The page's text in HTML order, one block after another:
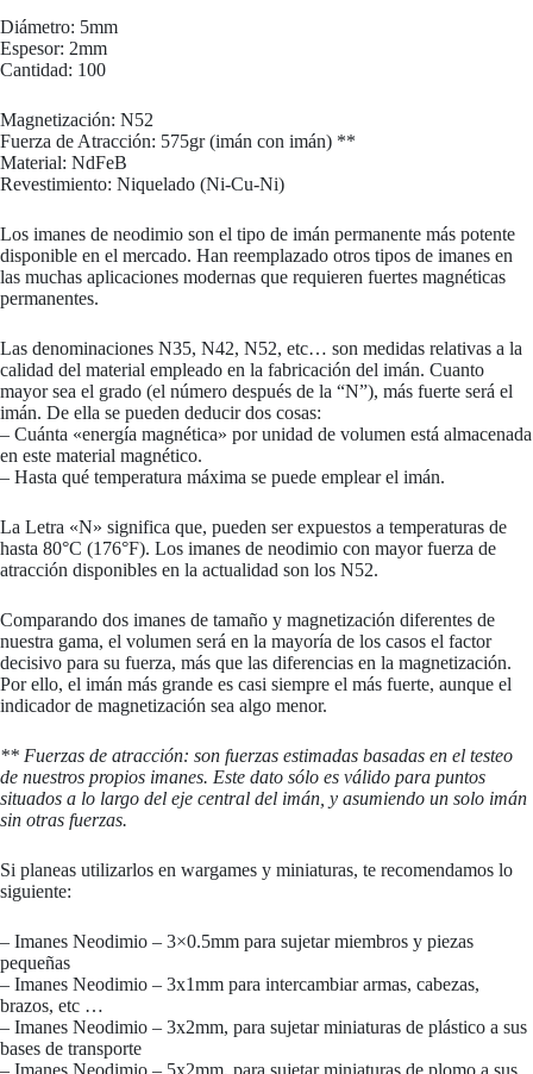
Diámetro: 5mm
Espesor: 2mm
Cantidad: 100
Magnetización: N52
Fuerza de Atracción: 575gr (imán con imán) **
Material: NdFeB
Revestimiento: Niquelado (Ni-Cu-Ni)
Los imanes de neodimio son el tipo de imán permanente más potente
disponible en el mercado. Han reemplazado otros tipos de imanes en
las muchas aplicaciones modernas que requieren fuertes magnéticas
permanentes.
Las denominaciones N35, N42, N52, etc… son medidas relativas a la
calidad del material empleado en la fabricación del imán. Cuanto
mayor sea el grado (el número después de la “N”), más fuerte será el
imán. De ella se pueden deducir dos cosas:
– Cuánta «energía magnética» por unidad de volumen está almacenada
en este material magnético.
– Hasta qué temperatura máxima se puede emplear el imán.
La Letra «N» significa que, pueden ser expuestos a temperaturas de
hasta 80°C (176°F). Los imanes de neodimio con mayor fuerza de
atracción disponibles en la actualidad son los N52.
Comparando dos imanes de tamaño y magnetización diferentes de
nuestra gama, el volumen será en la mayoría de los casos el factor
decisivo para su fuerza, más que las diferencias en la magnetización.
Por ello, el imán más grande es casi siempre el más fuerte, aunque el
indicador de magnetización sea algo menor.
** Fuerzas de atracción: son fuerzas estimadas basadas en el testeo
de nuestros propios imanes. Este dato sólo es válido para puntos
situados a lo largo del eje central del imán, y asumiendo un solo imán
sin otras fuerzas.
Si planeas utilizarlos en wargames y miniaturas, te recomendamos lo
siguiente:
– Imanes Neodimio – 3×0.5mm para sujetar miembros y piezas
pequeñas
– Imanes Neodimio – 3x1mm para intercambiar armas, cabezas,
brazos, etc …
– Imanes Neodimio – 3x2mm, para sujetar miniaturas de plástico a sus
bases de transporte
– Imanes Neodimio – 5x2mm, para sujetar miniaturas de plomo a sus